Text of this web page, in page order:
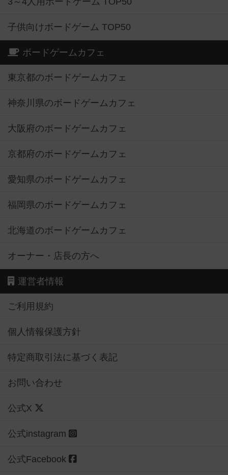
子供向けボードゲーム TOP50
ボードゲームカフェ
東京都のボードゲームカフェ
神奈川県のボードゲームカフェ
大阪府のボードゲームカフェ
京都府のボードゲームカフェ
愛知県のボードゲームカフェ
福岡県のボードゲームカフェ
北海道のボードゲームカフェ
オーナー・店長の方へ
運営者情報
ご利用規約
個人情報保護方針
特定商取引法に基づく表記
お問い合わせ
公式X
公式instagram
公式Facebook